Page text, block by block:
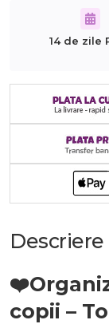
14 de zile
Descriere
❤️
copii –